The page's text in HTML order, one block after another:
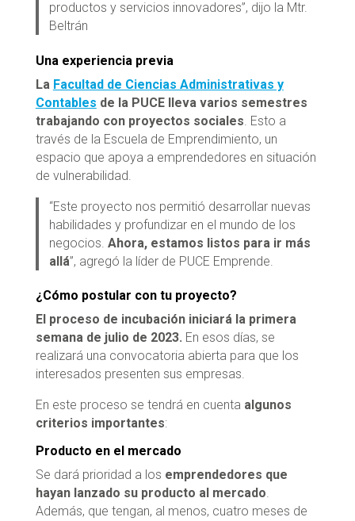
productos y servicios innovadores”, dijo la Mtr.
Beltrán
Una experiencia previa
La Facultad de Ciencias Administrativas y
Contables de la PUCE lleva varios semestres
trabajando con proyectos sociales. Esto a
través de la Escuela de Emprendimiento, un
espacio que apoya a emprendedores en situación
de vulnerabilidad.
“Este proyecto nos permitió desarrollar nuevas
habilidades y profundizar en el mundo de los
negocios.Ahora, estamos listos para ir más
allá”, agregó la líder de PUCE Emprende.
¿Cómo postular con tu proyecto?
El proceso de incubación iniciará la primera
semana de julio de 2023. En esos días, se
realizará una convocatoria abierta para que los
interesados presenten sus empresas.
En este proceso se tendrá en cuenta algunos
criterios importantes:
Producto en el mercado
Se dará prioridad a los emprendedores que
hayan lanzado su producto al mercado.
Además, que tengan, al menos, cuatro meses de